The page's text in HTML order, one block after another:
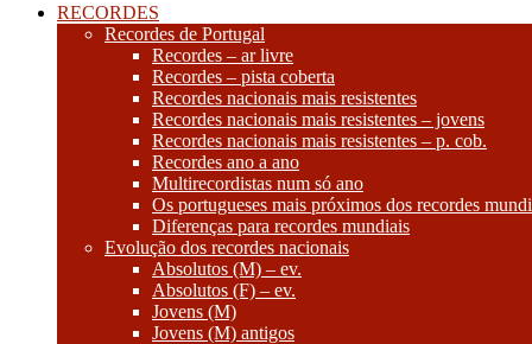
RECORDES
Recordes de Portugal
Recordes – ar livre
Recordes – pista coberta
Recordes nacionais mais resistentes
Recordes nacionais mais resistentes – jovens
Recordes nacionais mais resistentes – p. cob.
Recordes ano a ano
Multirecordistas num só ano
Os portugueses mais próximos dos recordes
Diferenças para recordes mundiais
Evolução dos recordes nacionais
Absolutos (M) – ev.
Absolutos (F) – ev.
Jovens (M)
Jovens (M) antigos